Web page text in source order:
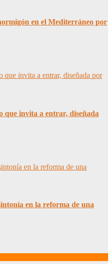
en el Mediterráneo por
invita a entrar, diseñada
en la reforma de una